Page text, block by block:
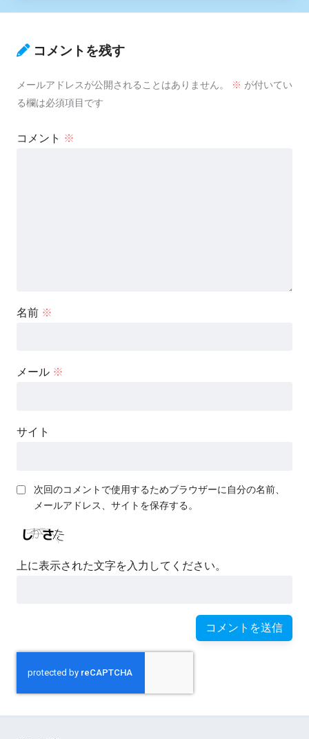
コメントを残す
メールアドレスが公開されることはありません。 ※ が付いてい
る欄は必須項目です
コメント ※
名前 ※
メール ※
サイト
次回のコメントで使用するためブラウザーに自分の名前、
メールアドレス、サイトを保存する。
上に表示された文字を入力してください。